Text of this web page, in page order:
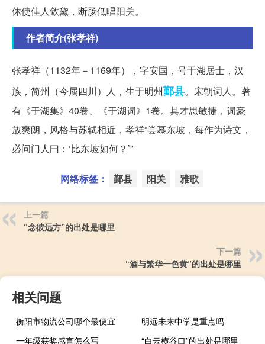
休使佳人敛黛，断肠低唱阳关。
作者简介(张孝祥)
张孝祥（1132年－1169年），字安国，号于湖居士，汉
族，简州（今属四川）人，生于明州鄞县。宋朝词人。著
有《于湖集》40卷、《于湖词》1卷。其才思敏捷，词豪
放爽朗，风格与苏轼相近，孝祥“尝慕东坡，每作为诗文，
必问门人曰：‘比东坡如何？’”
网络标签： 鄞县 阳关 雅歌
上一篇
“念彼远方”的出处是哪里
下一篇
“酒与繁华一色黄”的出处是哪里
相关问题
衡阳市物流公司哪个最便宜
明远未来中学是重点吗
一年级获奖感言怎么写
“白云横谷口”的出处是哪里